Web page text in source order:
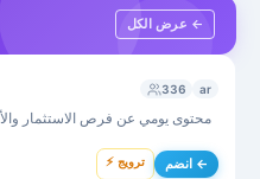
عرض الكل ←
336 ar
محتوى يومي عن فرص الاستثمار
⚡ ترويج انضم ←